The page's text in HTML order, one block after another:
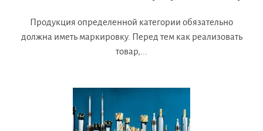
Продукция определенной категории обязательно
должна иметь маркировку. Перед тем как реализовать
товар,...